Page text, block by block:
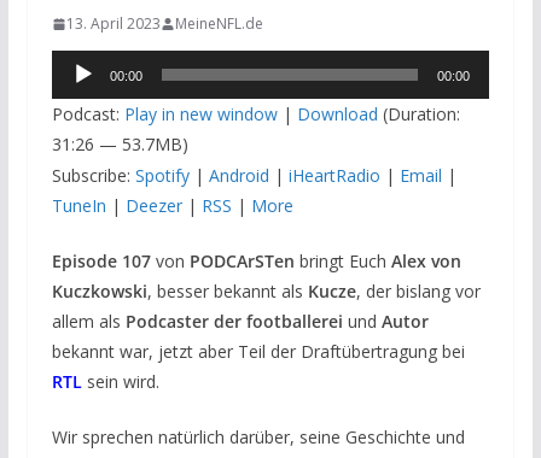
13. April 2023 MeineNFL.de
Audio-
Player
00:00 00:00
Podcast: Play in new window| Download (Duration:
31:26 — 53.7MB)
Subscribe: Spotify| Android | iHeartRadio | Email |
TuneIn | Deezer| RSS | More
Episode 107 von PODCArSTen bringt Euch Alex von
Kuczkowski, besser bekannt als Kucze, der bislang vor
allem als Podcaster der footballerei und Autor
bekannt war, jetzt aber Teil der Draftübertragung bei
RTLsein wird.
Wir sprechen natürlich darüber, seine Geschichte und